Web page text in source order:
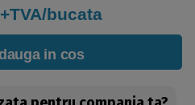
bucata
in cos